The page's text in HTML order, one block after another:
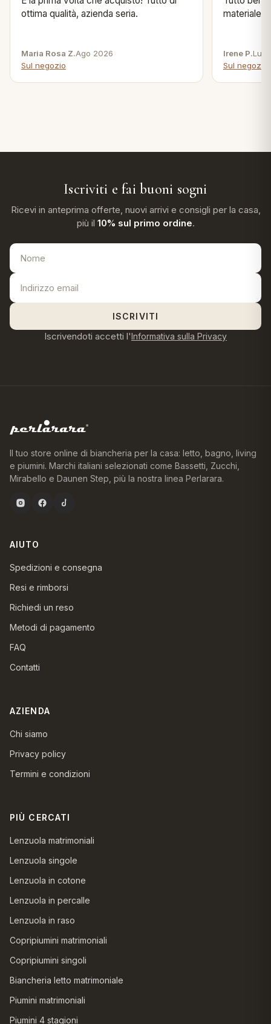
ottima qualità, azienda seria.
Maria Rosa Z.Ago 2026
Sul negozio
materiale .
Irene P.Lug
Sul negozio
Iscriviti e fai buoni sogni
Ricevi in anteprima offerte, nuovi arrivi e consigli per la casa,
più il 10% sul primo ordine.
ISCRIVITI
Iscrivendoti accetti l'Informativa sulla Privacy
Il tuo store online di biancheria per la casa: letto, bagno, living
e piumini. Marchi italiani selezionati come Bassetti, Zucchi,
Mirabello e Daunen Step, più la nostra linea Perlarara.
AIUTO
Spedizioni e consegna
Resi e rimborsi
Richiedi un reso
Metodi di pagamento
FAQ
Contatti
AZIENDA
Chi siamo
Privacy policy
Termini e condizioni
PIÙ CERCATI
Lenzuola matrimoniali
Lenzuola singole
Lenzuola in cotone
Lenzuola in percalle
Lenzuola in raso
Copripiumini matrimoniali
Copripiumini singoli
Biancheria letto matrimoniale
Piumini matrimoniali
Piumini 4 stagioni